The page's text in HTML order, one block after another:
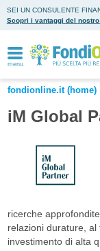
SEI UN CONSULENTE
Scopri i vantaggi del
menu
fondionline.it (home)
iM Global
ricerche
relazioni durature,
investimento di alta